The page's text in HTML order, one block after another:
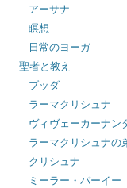
アーサナ
瞑想
日常のヨーガ
聖者と教え
ブッダ
ラーマクリシュナ
ヴィヴェーカーナン
ラーマクリシュナの
クリシュナ
ミーラー・バーイー